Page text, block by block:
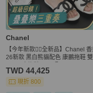
Chanel
【今年新款❤️‍🔥全新品】Chanel
26新款 黑白熊貓配色 康鵬拖鞋
TWD 44,425
現折 800